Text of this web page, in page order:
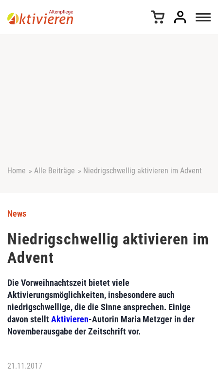
Home » Alle Beiträge » Niedrigschwellig aktivieren im Advent
News
Niedrigschwellig aktivieren im
Advent
Die Vorweihnachtszeit bietet viele
Aktivierungsmöglichkeiten, insbesondere auch
niedrigschwellige, die die Sinne ansprechen. Einige
davon stelltAktivieren-Autorin Maria Metzger in der
Novemberausgabe der Zeitschrift vor.
21.11.2017